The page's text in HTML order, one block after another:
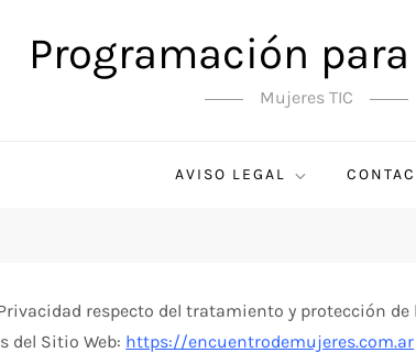
Programación
Mujeres TIC
AVISO LEGAL
respecto del tratamiento y protección
del Sitio Web: https://encuentrodemujeres.com.ar